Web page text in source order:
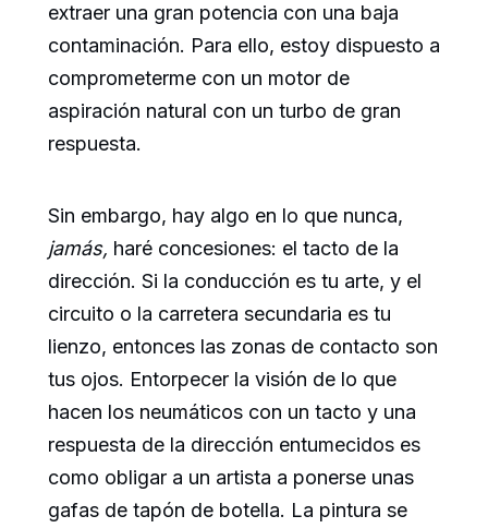
extraer una gran potencia con una baja
contaminación. Para ello, estoy dispuesto a
comprometerme con un motor de
aspiración natural con un turbo de gran
respuesta.
Sin embargo, hay algo en lo que nunca,
jamás, haré concesiones: el tacto de la
dirección. Si la conducción es tu arte, y el
circuito o la carretera secundaria es tu
lienzo, entonces las zonas de contacto son
tus ojos. Entorpecer la visión de lo que
hacen los neumáticos con un tacto y una
respuesta de la dirección entumecidos es
como obligar a un artista a ponerse unas
gafas de tapón de botella. La pintura se